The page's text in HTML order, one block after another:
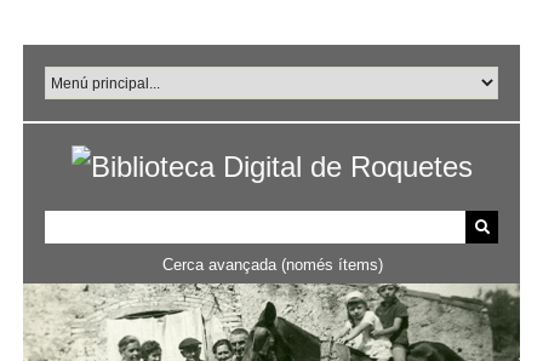
principal
Cerca avançada (només ítems)